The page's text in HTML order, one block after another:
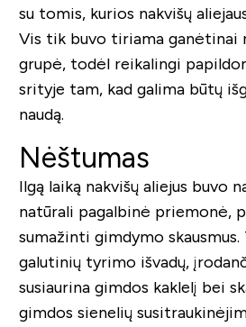
su tomis, kurios nakvišų
Vis tik buvo tiriama ganėtinai
grupė, todėl reikalingi
srityje tam, kad galima būtų
naudą.
Nėštumas
Ilgą laiką nakvišų aliejus buvo
natūrali pagalbinė priemonė,
sumažinti gimdymo skausmus.
galutinių tyrimo išvadų,
susiaurina gimdos kaklelį bei
gimdos sienelių